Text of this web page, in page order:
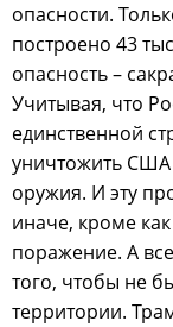
опасности.
построено 43
опасность –
Учитывая, что
единственной
уничтожить США
оружия. И эту
иначе, кроме
поражение. А
того, чтобы не
территории.